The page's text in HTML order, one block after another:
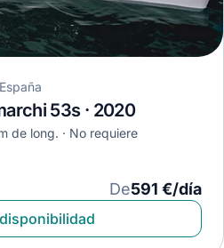
53s · 2020
de long.
No requiere
De591 €/día